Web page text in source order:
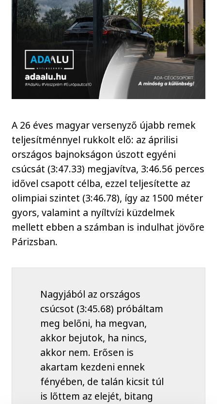
A 26 éves magyar versenyző újabb remek
teljesítménnyel rukkolt elő: az áprilisi
országos bajnokságon úszott egyéni
csúcsát (3:47.33) megjavítva, 3:46.56 perces
idővel csapott célba, ezzel teljesítette az
olimpiai szintet (3:46.78), így az 1500 méter
gyors, valamint a nyíltvízi küzdelmek
mellett ebben a számban is indulhat jövőre
Párizsban.
Nagyjából az országos
csúcsot (3:45.68) próbáltam
meg belőni, ha megvan,
akkor bejutok, ha nincs,
akkor nem. Erősen is
akartam kezdeni ennek
fényében, de talán kicsit túl
is lőttem az elejét, bitang